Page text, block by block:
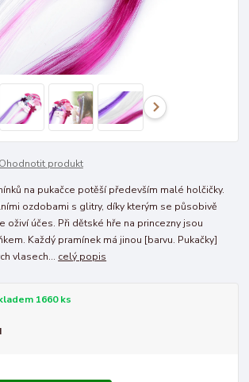
Ohodnotit produkt
na pukačce potěší především malé holčičky.
ozdobami s glitry, díky kterým se působivě
oživí účes. Při dětské hře na princezny jsou
Každý pramínek má jinou [barvu. Pukačky]
vlasech... celý popis
1660 ks